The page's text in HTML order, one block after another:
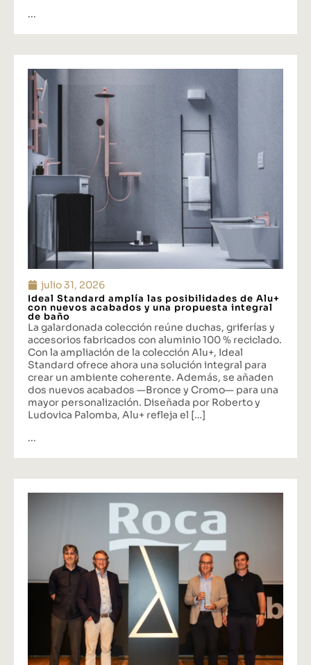
...
julio 31, 2026
Ideal Standard amplía las posibilidades de Alu+
con nuevos acabados y una propuesta integral
de baño
La galardonada colección reúne duchas, griferías y
accesorios fabricados con aluminio 100 % reciclado.
Con la ampliación de la colección Alu+, Ideal
Standard ofrece ahora una solución integral para
crear un ambiente coherente. Además, se añaden
dos nuevos acabados —Bronce y Cromo— para una
mayor personalización. Diseñada por Roberto y
Ludovica Palomba, Alu+ refleja el […]
...